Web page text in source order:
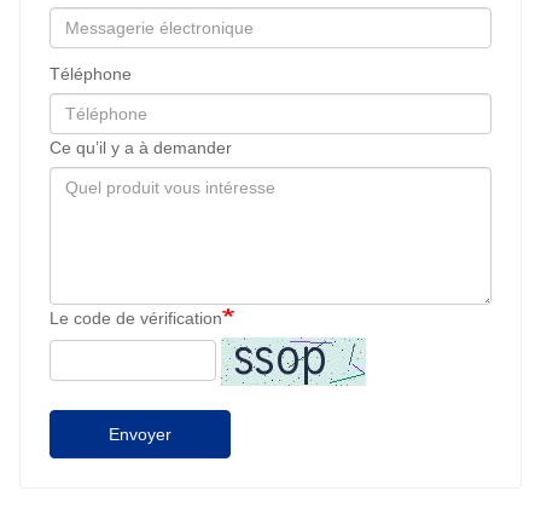
Téléphone
Ce qu’il y a à demander
Le code de vérification
Envoyer